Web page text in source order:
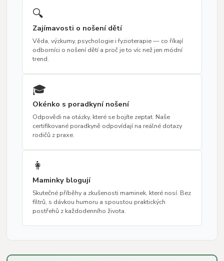
🔍
Zajímavosti o nošení dětí
Věda, výzkumy, psychologie i fyzioterapie — co říkají
odborníci o nošení dětí a proč je to víc než jen módní
trend.
🎓
Okénko s poradkyní nošení
Odpovědi na otázky, které se bojíte zeptat. Naše
certifikované poradkyně odpovídají na reálné dotazy
rodičů z praxe.
👩
Maminky blogují
Skutečné příběhy a zkušenosti maminek, které nosí. Bez
filtrů, s dávkou humoru a spoustou praktických
postřehů z každodenního života.